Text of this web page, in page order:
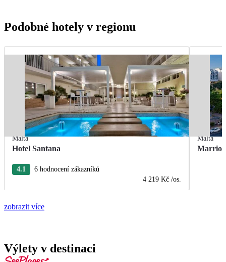
Podobné hotely v regionu
Malta
Hotel Santana
4.1
6 hodnocení zákazníků
4 219 Kč /os.
Malta
zobrazit více
Výlety v destinaci